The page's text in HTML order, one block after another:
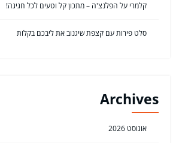
קלמרי על הפלנצ'ה – מתכון קל וטעים לכל חגיגה!
סלט פירות עם קצפת שיגנוב את ליבכם בקלות
Archives
אוגוסט 2026